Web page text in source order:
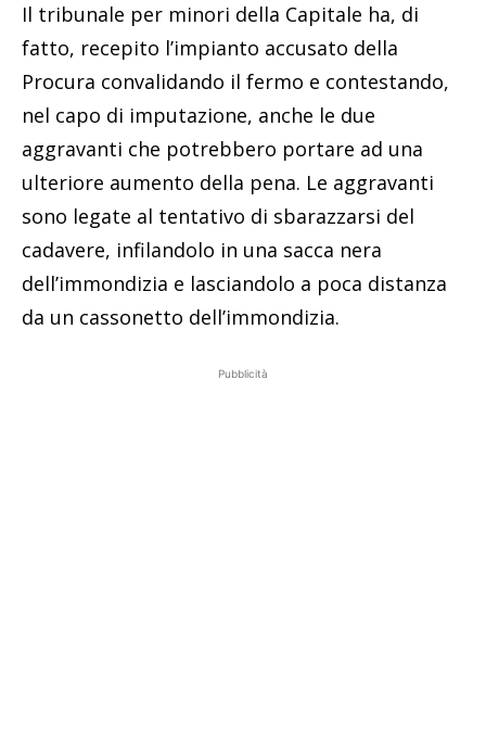
Il tribunale per minori della Capitale ha, di
fatto, recepito l’impianto accusato della
Procura convalidando il fermo e contestando,
nel capo di imputazione, anche le due
aggravanti che potrebbero portare ad una
ulteriore aumento della pena. Le aggravanti
sono legate al tentativo di sbarazzarsi del
cadavere, infilandolo in una sacca nera
dell’immondizia e lasciandolo a poca distanza
da un cassonetto dell’immondizia.
Pubblicità